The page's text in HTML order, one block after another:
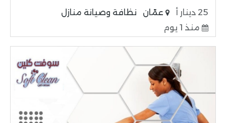
25 دينار أ عمّان
نظافة وصيانة منازل
منذ 1 يوم